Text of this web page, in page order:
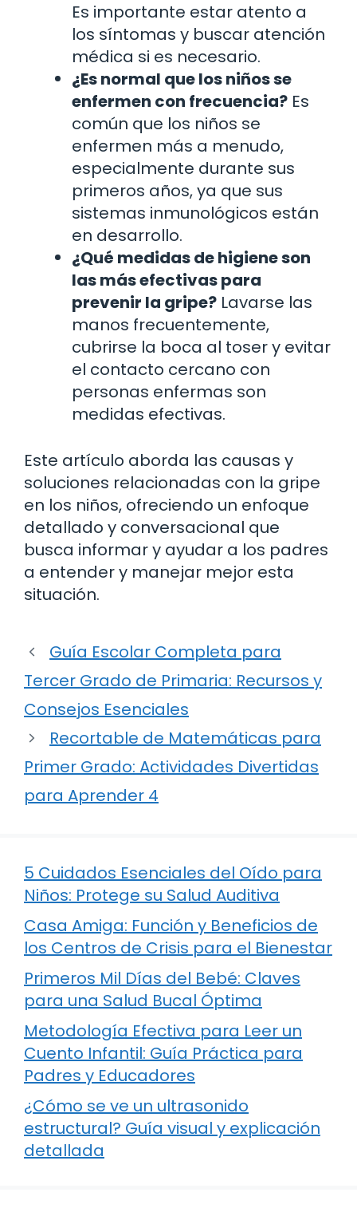
Es importante estar atento a
los síntomas y buscar atención
médica si es necesario.
¿Es normal que los niños se
enfermen con frecuencia? Es
común que los niños se
enfermen más a menudo,
especialmente durante sus
primeros años, ya que sus
sistemas inmunológicos están
en desarrollo.
¿Qué medidas de higiene son
las más efectivas para
prevenir la gripe? Lavarse las
manos frecuentemente,
cubrirse la boca al toser y evitar
el contacto cercano con
personas enfermas son
medidas efectivas.
Este artículo aborda las causas y
soluciones relacionadas con la gripe
en los niños, ofreciendo un enfoque
detallado y conversacional que
busca informar y ayudar a los padres
a entender y manejar mejor esta
situación.
Guía Escolar Completa para
Tercer Grado de Primaria: Recursos y
Consejos Esenciales
Recortable de Matemáticas para
Primer Grado: Actividades Divertidas
para Aprender 4
5 Cuidados Esenciales del Oído para
Niños: Protege su Salud Auditiva
Casa Amiga: Función y Beneficios de
los Centros de Crisis para el Bienestar
Primeros Mil Días del Bebé: Claves
para una Salud Bucal Óptima
Metodología Efectiva para Leer un
Cuento Infantil: Guía Práctica para
Padres y Educadores
¿Cómo se ve un ultrasonido
estructural? Guía visual y explicación
detallada